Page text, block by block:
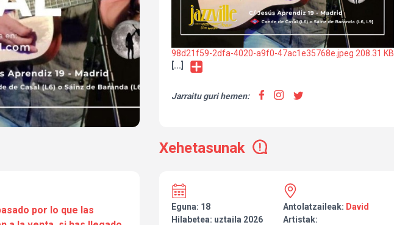
98d21f59-2dfa-4020-a9f0-47ac1e35768e.jpeg 208.31 KB
[...]
Jarraitu guri hemen:
Xehetasunak
por lo que las
Eguna: 18
Hilabetea: uztaila 2026
Antolatzaileak: David
Artistak: